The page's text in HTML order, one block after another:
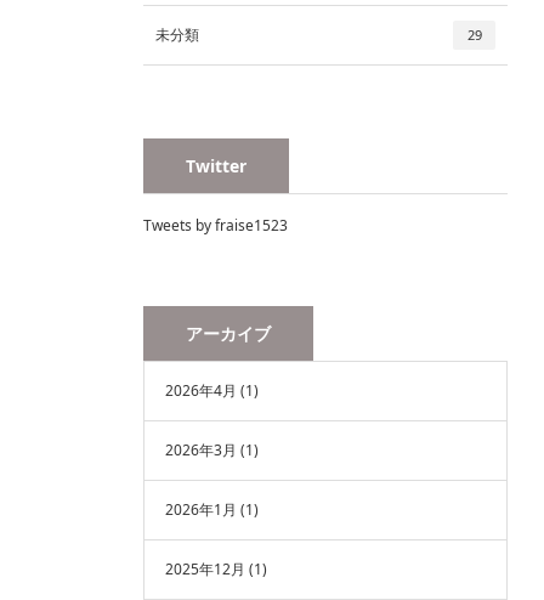
未分類 29
Twitter
Tweets by fraise1523
アーカイブ
2026年4月 (1)
2026年3月 (1)
2026年1月 (1)
2025年12月 (1)